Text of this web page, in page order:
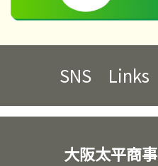
SNS Links
大阪太平商